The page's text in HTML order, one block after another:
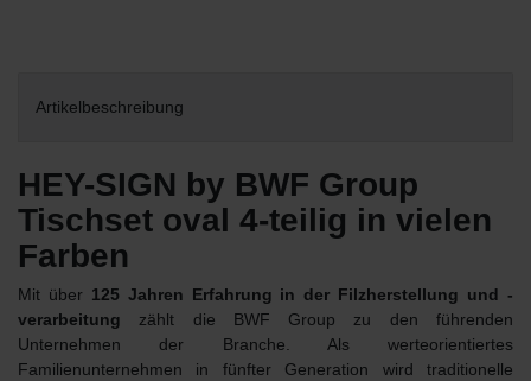
Artikelbeschreibung
HEY-SIGN by BWF Group
Tischset oval 4-teilig in vielen
Farben
Mit über 125 Jahren Erfahrung in der Filzherstellung und -
verarbeitung zählt die BWF Group zu den führenden
Unternehmen der Branche. Als werteorientiertes
Familienunternehmen in fünfter Generation wird traditionelle